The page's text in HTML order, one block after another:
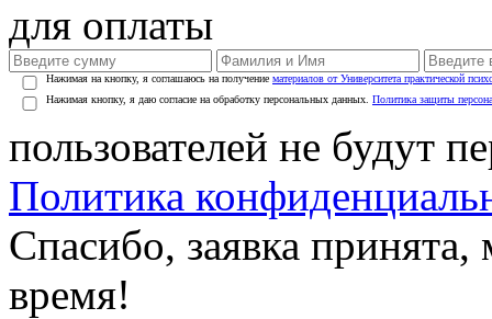
для оплаты
Нажимая на кнопку, я соглашаюсь на получение материалов от Университета практической
Нажимая кнопку, я даю согласие на обработку персональных данных. Политика защиты
пользователей не будут
Политика
Спасибо, заявка
время!